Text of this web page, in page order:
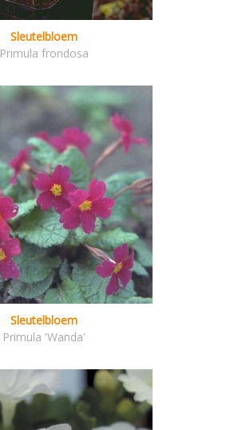
Sleutelbloem
Primula frondosa
Sleutelbloem
Primula 'Wanda'